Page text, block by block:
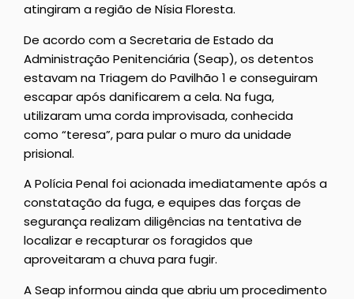
atingiram a região de Nísia Floresta.
De acordo com a Secretaria de Estado da
Administração Penitenciária (Seap), os detentos
estavam na Triagem do Pavilhão 1 e conseguiram
escapar após danificarem a cela. Na fuga,
utilizaram uma corda improvisada, conhecida
como “teresa”, para pular o muro da unidade
prisional.
A Polícia Penal foi acionada imediatamente após a
constatação da fuga, e equipes das forças de
segurança realizam diligências na tentativa de
localizar e recapturar os foragidos que
aproveitaram a chuva para fugir.
A Seap informou ainda que abriu um procedimento